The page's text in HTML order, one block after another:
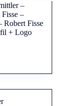
–
–
Robert Fisse
+ Logo